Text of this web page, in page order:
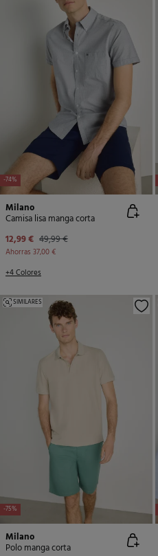
-74%
Milano
Camisa lisa manga corta
12,99 € 49,99 €
Ahorras 37,00 €
+4 Colores
-75%
SIMILARES
Milano
Polo manga corta